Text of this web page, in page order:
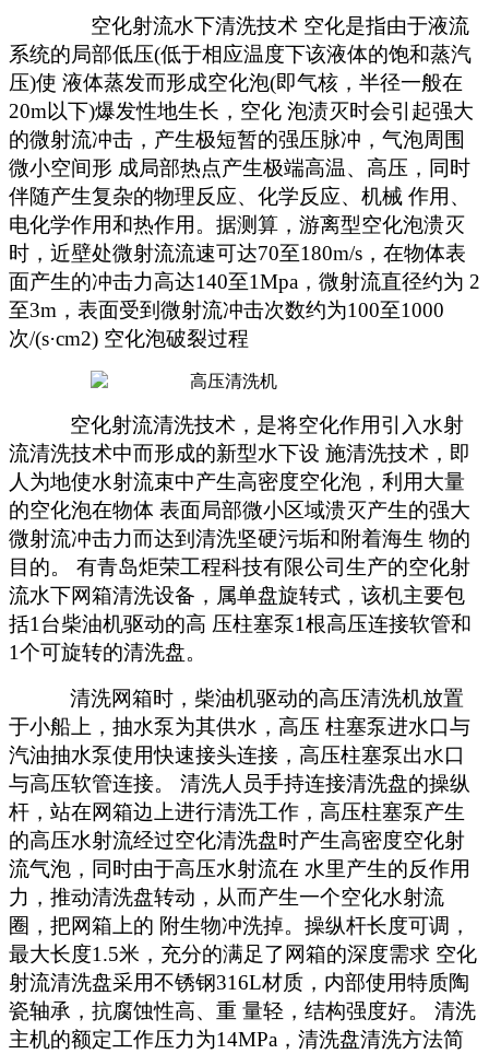
空化射流水下清洗技术 空化是指由于液流
系统的局部低压(低于相应温度下该液体的饱和蒸汽
压)使 液体蒸发而形成空化泡(即气核，半径一般在
20m以下)爆发性地生长，空化 泡渍灭时会引起强大
的微射流冲击，产生极短暂的强压脉冲，气泡周围
微小空间形 成局部热点产生极端高温、高压，同时
伴随产生复杂的物理反应、化学反应、机械 作用、
电化学作用和热作用。据测算，游离型空化泡溃灭
时，近壁处微射流流速可达70至180m/s，在物体表
面产生的冲击力高达140至1Mpa，微射流直径约为 2
至3m，表面受到微射流冲击次数约为100至1000
次/(s·cm2) 空化泡破裂过程
空化射流清洗技术，是将空化作用引入水射
流清洗技术中而形成的新型水下设 施清洗技术，即
人为地使水射流束中产生高密度空化泡，利用大量
的空化泡在物体 表面局部微小区域溃灭产生的强大
微射流冲击力而达到清洗坚硬污垢和附着海生 物的
目的。
有青岛炬荣工程科技有限公司生产的空化射
流水下网箱清洗设备，属单盘旋转式，该机主要包
括1台柴油机驱动的高 压柱塞泵1根高压连接软管和
1个可旋转的清洗盘。
清洗网箱时，柴油机驱动的高压清洗机放置
于小船上，抽水泵为其供水，高压 柱塞泵进水口与
汽油抽水泵使用快速接头连接，高压柱塞泵出水口
与高压软管连接。
清洗人员手持连接清洗盘的操纵
杆，站在网箱边上进行清洗工作，高压柱塞泵产生
的高压水射流经过空化清洗盘时产生高密度空化射
流气泡，同时由于高压水射流在 水里产生的反作用
力，推动清洗盘转动，从而产生一个空化水射流
圈，把网箱上的 附生物冲洗掉。操纵杆长度可调，
最大长度1.5米，充分的满足了网箱的深度需求 空化
射流清洗盘采用不锈钢316L材质，内部使用特质陶
瓷轴承，抗腐蚀性高、重 量轻，结构强度好。 清洗
主机的额定工作压力为14MPa，清洗盘清洗方法简